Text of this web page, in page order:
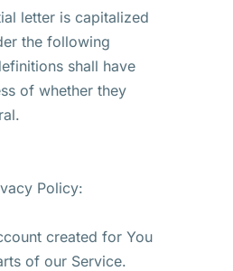
letter is capitalized
the following
shall have
of whether they
Policy:
created for You
of our Service.